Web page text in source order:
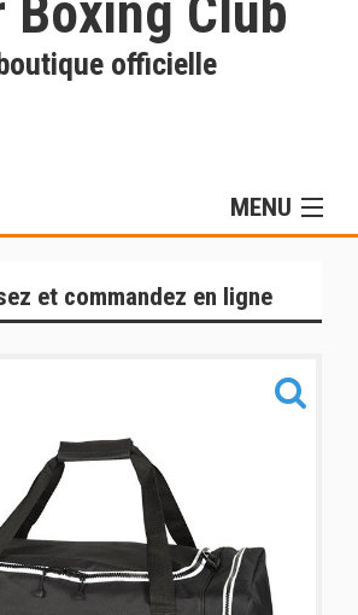
Boxing Club
officielle
MENU
Gamme Lifestyle
et commandez en ligne